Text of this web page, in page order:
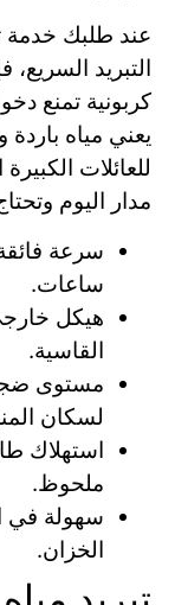
عند طلبك خدمة
التبريد
كربونية تمنع
يعني مياه
للعائلات
مدار اليوم
ساعات.
هيكل
القاسية.
مستوى
لسكان
استهلاك
ملحوظ.
سهولة في
الخزان.